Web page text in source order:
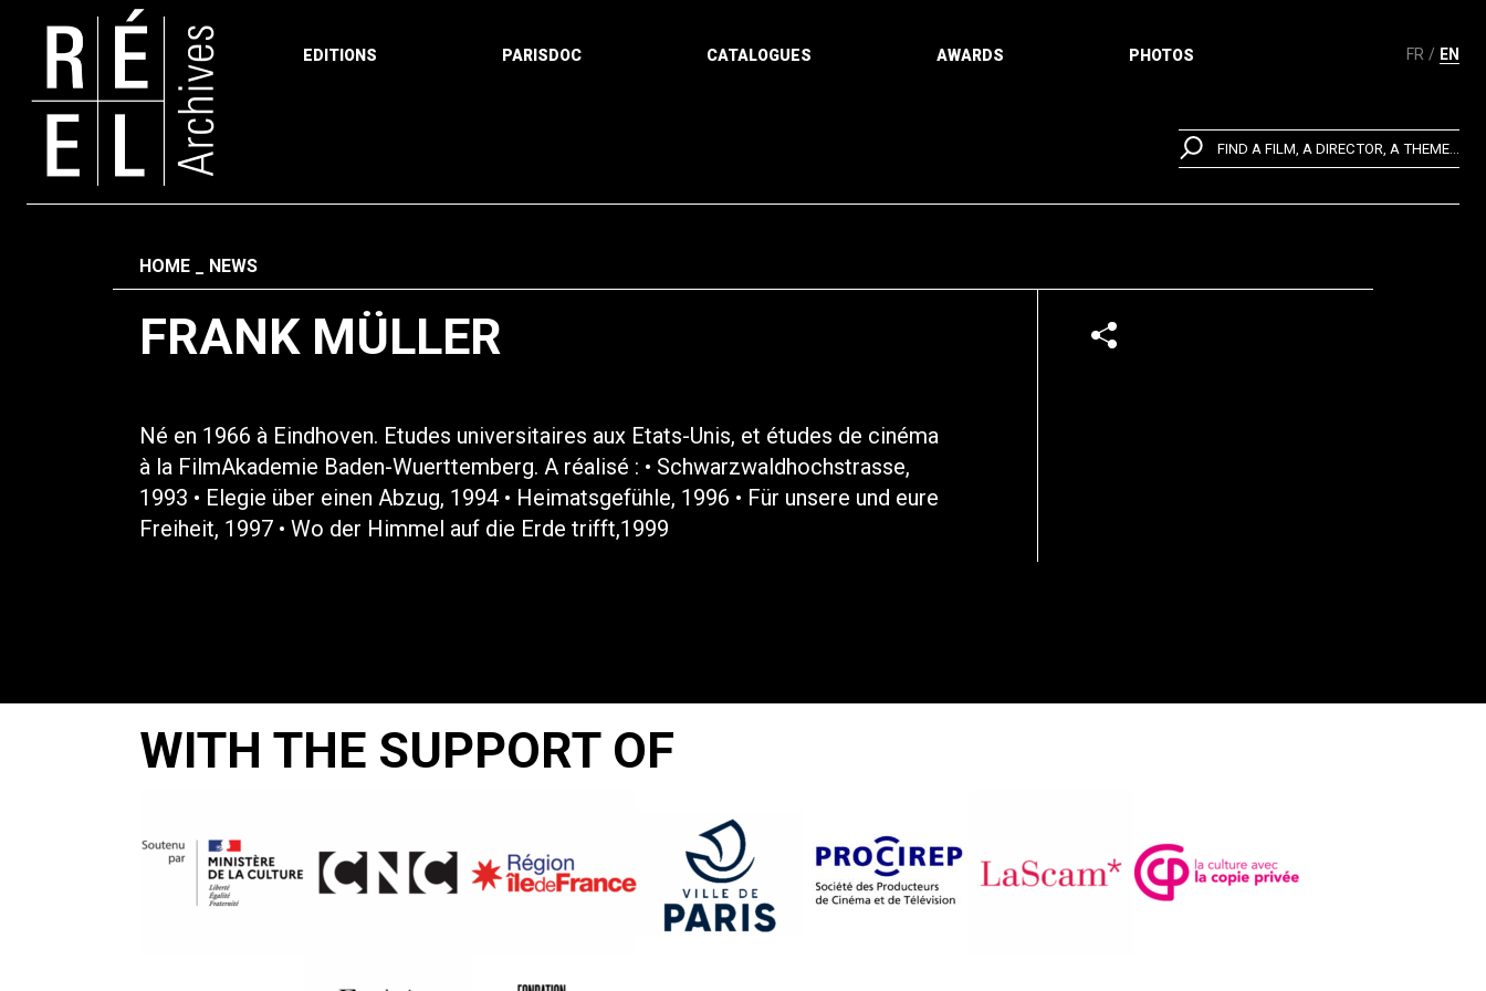
FR EN
EDITIONS PARISDOC CATALOGUES AWARDS PHOTOS
FIND A FILM, A DIRECTOR, A THEME...
Fil d'ariane
HOME NEWS
FRANK MÜLLER
Né en 1966 à Eindhoven. Etudes universitaires aux Etats-Unis, et études de cinéma
à la FilmAkademie Baden-Wuerttemberg. A réalisé : • Schwarzwaldhochstrasse,
1993 • Elegie über einen Abzug, 1994 • Heimatsgefühle, 1996 • Für unsere und eure
Freiheit, 1997 • Wo der Himmel auf die Erde trifft,1999
WITH THE SUPPORT OF